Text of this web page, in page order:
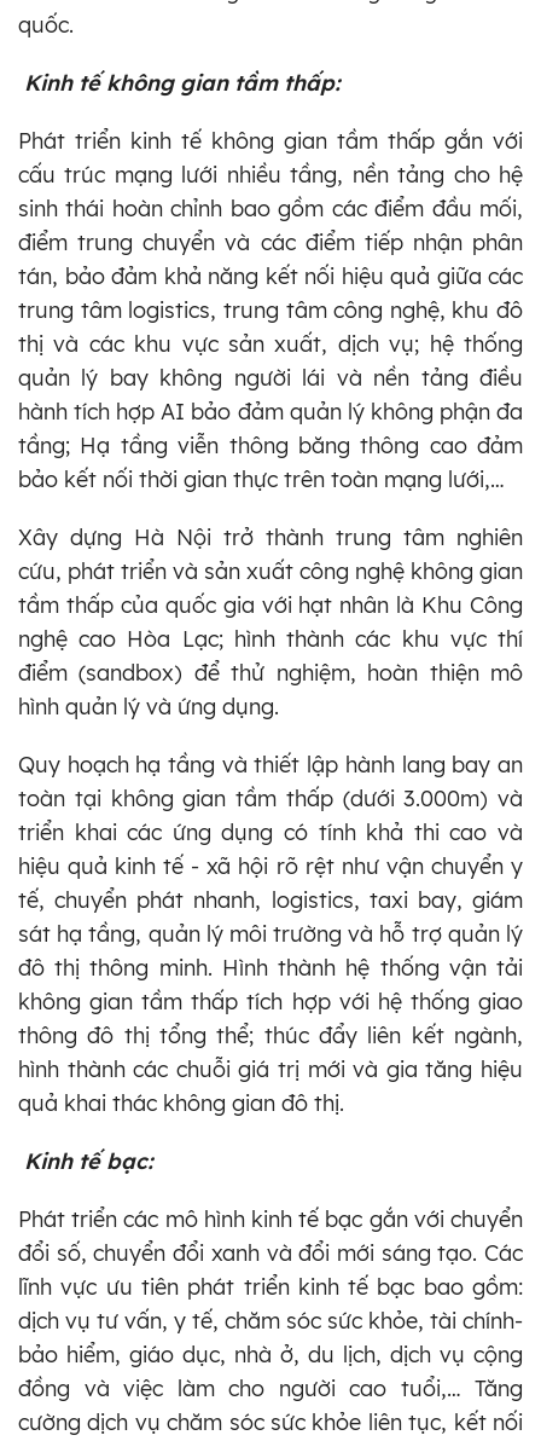
quốc.
Kinh tế không gian tầm thấp:
Phát triển kinh tế không gian tầm thấp gắn với
cấu trúc mạng lưới nhiều tầng, nền tảng cho hệ
sinh thái hoàn chỉnh bao gồm các điểm đầu mối,
điểm trung chuyển và các điểm tiếp nhận phân
tán, bảo đảm khả năng kết nối hiệu quả giữa các
trung tâm logistics, trung tâm công nghệ, khu đô
thị và các khu vực sản xuất, dịch vụ; hệ thống
quản lý bay không người lái và nền tảng điều
hành tích hợp AI bảo đảm quản lý không phận đa
tầng; Hạ tầng viễn thông băng thông cao đảm
bảo kết nối thời gian thực trên toàn mạng lưới,…
Xây dựng Hà Nội trở thành trung tâm nghiên
cứu, phát triển và sản xuất công nghệ không gian
tầm thấp của quốc gia với hạt nhân là Khu Công
nghệ cao Hòa Lạc; hình thành các khu vực thí
điểm (sandbox) để thử nghiệm, hoàn thiện mô
hình quản lý và ứng dụng.
Quy hoạch hạ tầng và thiết lập hành lang bay an
toàn tại không gian tầm thấp (dưới 3.000m) và
triển khai các ứng dụng có tính khả thi cao và
hiệu quả kinh tế - xã hội rõ rệt như vận chuyển y
tế, chuyển phát nhanh, logistics, taxi bay, giám
sát hạ tầng, quản lý môi trường và hỗ trợ quản lý
đô thị thông minh. Hình thành hệ thống vận tải
không gian tầm thấp tích hợp với hệ thống giao
thông đô thị tổng thể; thúc đẩy liên kết ngành,
hình thành các chuỗi giá trị mới và gia tăng hiệu
quả khai thác không gian đô thị.
Kinh tế bạc:
Phát triển các mô hình kinh tế bạc gắn với chuyển
đổi số, chuyển đổi xanh và đổi mới sáng tạo. Các
lĩnh vực ưu tiên phát triển kinh tế bạc bao gồm:
dịch vụ tư vấn, y tế, chăm sóc sức khỏe, tài chính-
bảo hiểm, giáo dục, nhà ở, du lịch, dịch vụ cộng
đồng và việc làm cho người cao tuổi,… Tăng
cường dịch vụ chăm sóc sức khỏe liên tục, kết nối